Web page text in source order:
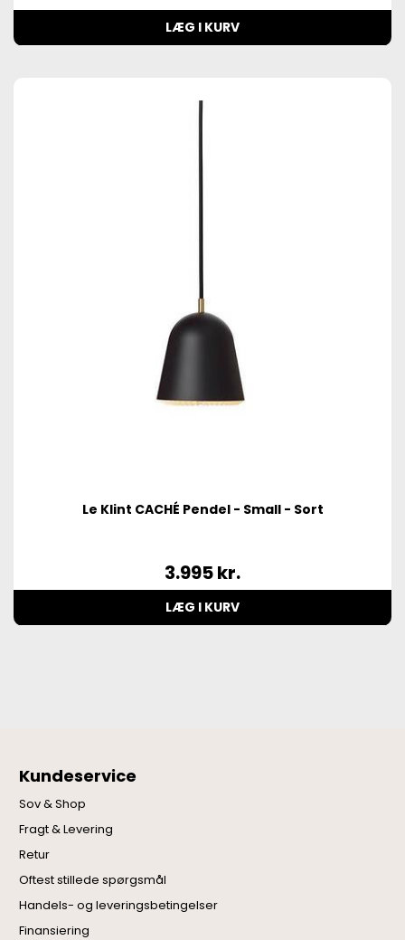
LÆG I KURV
Le Klint CACHÉ Pendel - Small - Sort
3.995kr.
LÆG I KURV
Kundeservice
Sov & Shop
Fragt & Levering
Retur
Oftest stillede spørgsmål
Handels- og leveringsbetingelser
Finansiering